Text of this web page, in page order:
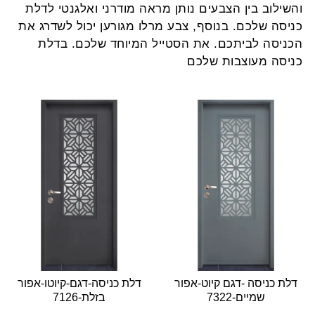
והשילוב בין הצבעים נותן מראה מודרני ואלגנטי לדלת
כניסה שלכם. בנוסף, צבע מרלו מגורען יכול לשדרג את
הכניסה לביתכם. את הסטייל המיוחד שלכם. בדלת
כניסה מעוצבות שלכם
דלת כניסה -דגם קיוט-אפור
שמיים-7322
דלת כניסה-דגם-קיוטו-אפור
בזלת-7126